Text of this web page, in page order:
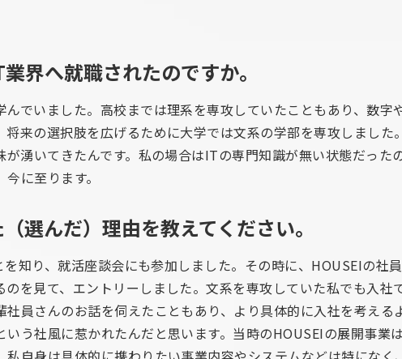
界へ就職されたのですか。
でいました。高校までは理系を専攻していたこともあり、数字
来の選択肢を広げるために大学では文系の学部を専攻しました
湧いてきたんです。私の場合はITの専門知識が無い状態だった
に至ります。
選んだ）理由を教えてください。
知り、就活座談会にも参加しました。その時に、HOUSEIの社
のを見て、エントリーしました。文系を専攻していた私でも入社
社員さんのお話を伺えたこともあり、より具体的に入社を考える
う社風に惹かれたんだと思います。当時のHOUSEIの展開事業